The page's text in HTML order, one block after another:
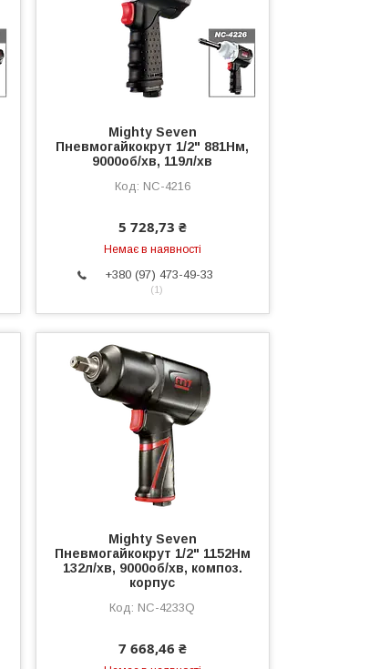
Mighty Seven
Пневмогайкокрут 1/2" 881Нм,
9000об/хв, 119л/хв
NC-4216
5 728,73 ₴
Немає в наявності
+380 (97) 473-49-33
1
Mighty Seven
Пневмогайкокрут 1/2" 1152Нм
132л/хв, 9000об/хв, композ.
корпус
NC-4233Q
7 668,46 ₴